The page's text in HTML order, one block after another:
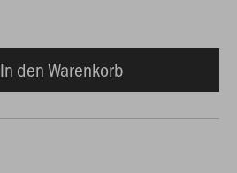
In den Warenkorb